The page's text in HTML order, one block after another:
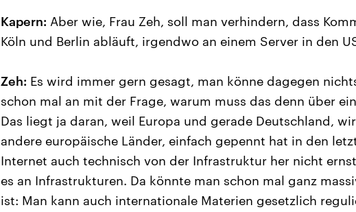
Kapern: Aber wie, Frau Zeh, soll man verhindern, dass
Köln und Berlin abläuft, irgendwo an einem Server in den
Zeh: Es wird immer gern gesagt, man könne dagegen
schon mal an mit der Frage, warum muss das denn über
Das liegt ja daran, weil Europa und gerade Deutschland,
andere europäische Länder, einfach gepennt hat in den
Internet auch technisch von der Infrastruktur her nicht
es an Infrastrukturen. Da könnte man schon mal ganz
ist: Man kann auch internationale Materien gesetzlich